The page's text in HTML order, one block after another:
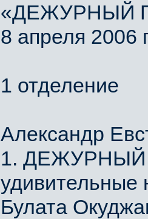
«ДЕЖУРНЫЙ
8 апреля 2006
1 отделение
Александр
1. ДЕЖУРНЫЙ
Булата